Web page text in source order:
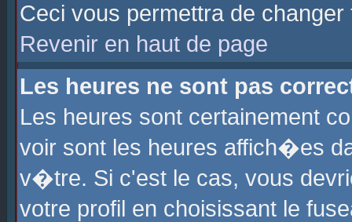
Ceci vous permettra de
Revenir en haut de page
Les heures ne sont pas
Les heures sont certainement
voir sont les heures affich�es
v�tre. Si c'est le cas, vous
votre profil en choisissant le